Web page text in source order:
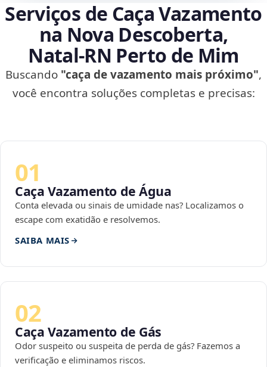
Serviços de Caça Vazamento
na Nova Descoberta,
Natal‑RN Perto de Mim
Buscando "caça de vazamento mais próximo",
você encontra soluções completas e precisas:
01
Caça Vazamento de Água
Conta elevada ou sinais de umidade nas? Localizamos o
escape com exatidão e resolvemos.
SAIBA MAIS
02
Caça Vazamento de Gás
Odor suspeito ou suspeita de perda de gás? Fazemos a
verificação e eliminamos riscos.